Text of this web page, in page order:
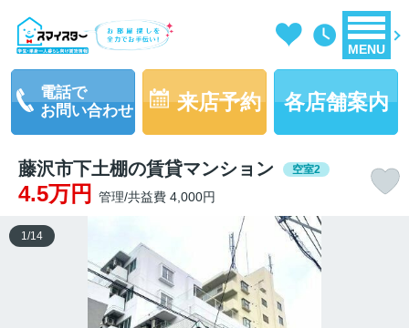
MENU
電話で
お問い合わせ
来店予約 各店舗案内
藤沢市下土棚の賃貸マンション 空室2
4.5万円 管理/共益費 4,000円
1/14